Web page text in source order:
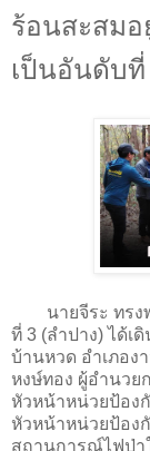
ร้อนสะสม
เป็นอันดับที่
นายจีระ ทร
ที่ 3 (ลำปาง) ได้
บ้านหวด อำเภอง
หงษ์ทอง ผู้อำนวย
หัวหน้าหน่วยป้อง
หัวหน้าหน่วยป้อง
สถานการณ์ไฟป่า